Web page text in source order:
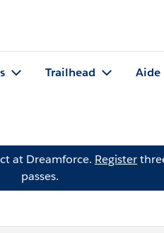
Trailhead Aide
at Dreamforce. Register
passes.